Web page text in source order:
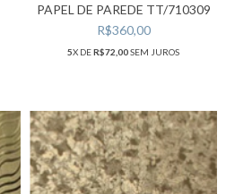
PAPEL DE PAREDE TT/710309
R$360,00
5X DER$72,00SEM JUROS